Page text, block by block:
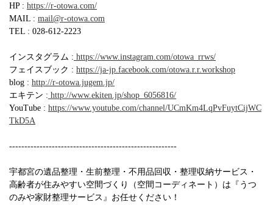
HP : https://r-otowa.com/
MAIL : mail@r-otowa.com
TEL : 028-612-2223
インスタグラム : https://www.instagram.com/otowa_rrws/
フェイスブック : https://ja-jp.facebook.com/otowa.r.r.workshop
blog : http://r-otowa.jugem.jp/
エキテン : http://www.ekiten.jp/shop_6056816/
YouTube : https://www.youtube.com/channel/UCmKm4LqPvFuytCijWC
TkD5A
-------------------------------------------------------
宇都宮の遺品整理・生前整理・不用品回収・整理収納サービス・
高齢者が住みやすい空間づくり（空間コーディネート）は『うつ
のみや家財整理サービス』お任せください！